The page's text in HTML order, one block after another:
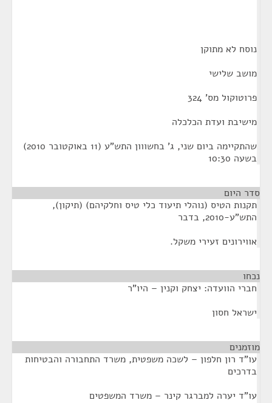
נוסח לא מתוקן
מושב שלישי
פרוטוקול מס' 324
מישיבת ועדת הכלכלה
שהתקיימה ביום שני, ג' בחשווון התש"ע (11 באוקטובר 2010)
בשעה 10:30
סדר היום
תקנות הטיס (נוהלי תיעוד כלי טיס וחלקיהם) (תיקון),
התש"ע-2010, בדבר
אווירונים זעירי משקל.
נכחו
חברי הוועדה: יצחק וקנין – היו"ר
ישראל חסון
מוזמנים
עו"ד רון חלפון – לשכה משפטית, משרד התחבורה והבטיחות
בדרכים
עו"ד יערה למברגר קינר – משרד המשפטים